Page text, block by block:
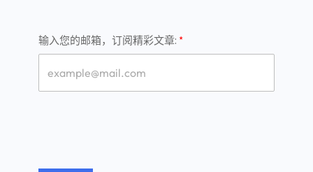
输入您的邮箱，订阅精彩文章: